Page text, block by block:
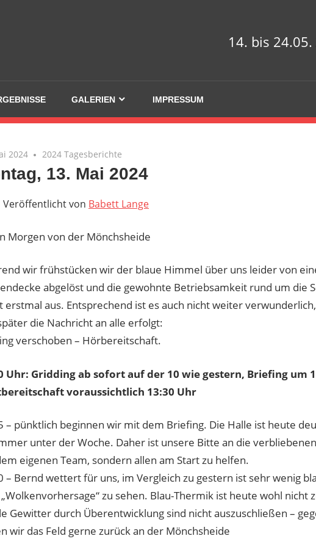
14. bis
GALERIEN IMPRESSUM
2024 2024 Tagesberichte
13. Mai 2024
Veröffentlicht von Babett Lange
Morgen von der Mönchsheide
wir frühstücken wir der blaue Himmel über uns leider von
abgelöst und die gewohnte Betriebsamkeit rund um die
erstmal aus. Entsprechend ist es auch nicht weiter
die Nachricht an alle erfolgt:
verschoben – Hörbereitschaft.
Uhr: Gridding ab sofort auf der 10 wie gestern, Briefing um
voraussichtlich 13:30 Uhr
– pünktlich beginnen wir mit dem Briefing. Die Halle ist heute
unter der Woche. Daher ist unsere Bitte an die
eigenen Team, sondern allen am Start zu helfen.
– Bernd wettert für uns, im Vergleich zu gestern ist sehr wenig
„Wolkenvorhersage“ zu sehen. Blau-Thermik ist heute wohl nicht
Gewitter durch Überentwicklung sind nicht auszuschließen –
wir das Feld gerne zurück an der Mönchsheide